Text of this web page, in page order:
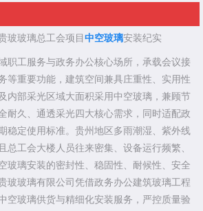
玻玻璃总工会项目 中空玻璃安装纪实
职工服务与政务办公核心场所，承载会议接
等重要功能，建筑空间兼具庄重性、实用性
内部采光区域大面积采用中空玻璃，兼顾节
耐久、通透采光四大核心需求，同时适配政
稳定使用标准。贵州地区多雨潮湿、紫外线
总工会大楼人员往来密集、设备运行频繁、
玻璃安装的密封性、稳固性、耐候性、安全
玻玻璃有限公司凭借政务办公建筑玻璃工程
空玻璃供货与精细化安装服务，严控质量验